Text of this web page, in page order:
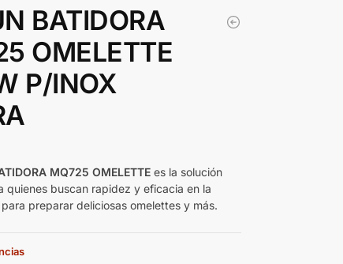
BATIDORA
OMELETTE
P/INOX
MQ725 OMELETTE es la solución
quienes buscan rapidez y eficacia en la
preparar deliciosas omelettes y más.